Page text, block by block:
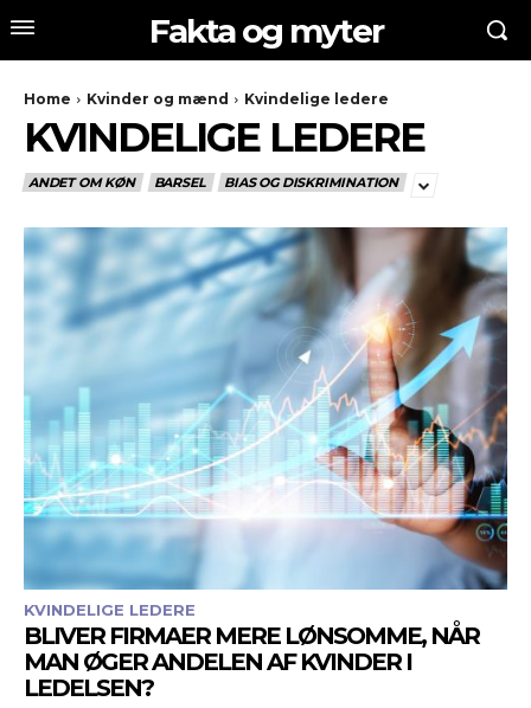
Fakta og myter
Home Kvinder og mænd Kvindelige ledere
KVINDELIGE LEDERE
ANDET OM KØN BARSEL BIAS OG DISKRIMINATION
KVINDELIGE LEDERE
BLIVER FIRMAER MERE LØNSOMME, NÅR
MAN ØGER ANDELEN AF KVINDER I
LEDELSEN?